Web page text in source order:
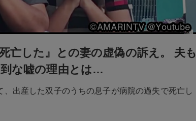
亡した』との妻の虚偽の訴え。 夫も
な嘘の理由とは…
出産した双子のうちの息子が病院の過失で死亡し